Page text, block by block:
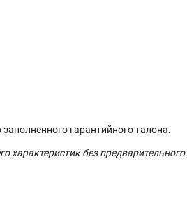
гарантийного талона.
характеристик без предварительного